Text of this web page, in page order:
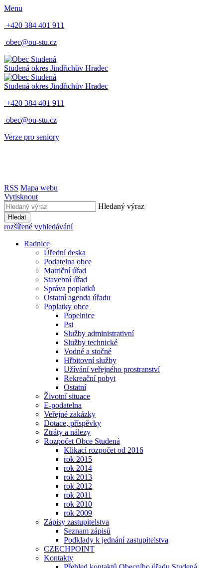
Menu
+420 384 401 911
obec@ou-stu.cz
Studená okres Jindřichův Hradec
Studená okres Jindřichův Hradec
+420 384 401 911
obec@ou-stu.cz
Verze pro seniory
RSS Mapa webu
Vytisknout
Hledaný výraz
Hledat
rozšířené vyhledávání
Radnice
Úřední deska
Podatelna obce
Matriční úřad
Stavební úřad
Správa poplatků
Ostatní agenda úřadu
Poplatky obce
Popelnice
Psi
Služby administrativní
Služby technické
Vodné a stočné
Hřbitovní služby
Užívání veřejného prostranství
Rekreační pobyt
Ostatní
Životní situace
E-podatelna
Veřejné zakázky
Dotace, příspěvky
Ztráty a nálezy
Rozpočet Obce Studená
Klikací rozpočet od 2016
rok 2015
rok 2014
rok 2013
rok 2012
rok 2011
rok 2010
rok 2009
Zápisy zastupitelstva
Seznam zápisů
Podklady k jednání zastupitelstva
CZECHPOINT
Kontakty